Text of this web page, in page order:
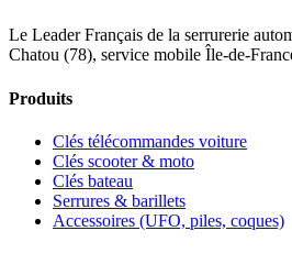
Le Leader Français de la serrurerie
Chatou (78), service mobile Île-de-
Produits
Clés télécommandes voiture
Clés scooter & moto
Clés bateau
Serrures & barillets
Accessoires (UFO, piles, coques)